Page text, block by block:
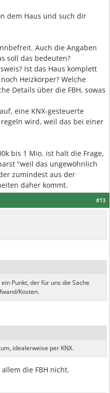
dem Haus und such dir
Auch die Angaben
soll das bedeuten?
Ist das Haus komplett
Heizkörper? Welche
Details über die FBH, sowas
eine KNX-gesteuerte
wird, weil das bei einer
bis 1 Mio. ist halt die Frage,
"weil das ungewöhnlich
zumindest aus der
daher kommt.
#13
Punkt, der für uns die Sache
Kosten.
idealerweise per KNX.
die FBH nicht.